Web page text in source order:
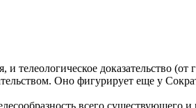
телеологическое доказательство (от
Оно фигурирует еще у
всего